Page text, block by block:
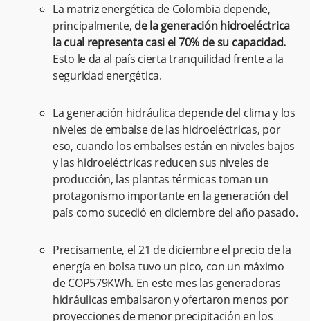
La matriz energética de Colombia depende,
principalmente, de la generación hidroeléctrica
la cual representa casi el 70% de su capacidad.
Esto le da al país cierta tranquilidad frente a la
seguridad energética.
La generación hidráulica depende del clima y los
niveles de embalse de las hidroeléctricas, por
eso, cuando los embalses están en niveles bajos
y las hidroeléctricas reducen sus niveles de
producción, las plantas térmicas toman un
protagonismo importante en la generación del
país como sucedió en diciembre del año pasado.
Precisamente, el 21 de diciembre el precio de la
energía en bolsa tuvo un pico, con un máximo
de COP579KWh. En este mes las generadoras
hidráulicas embalsaron y ofertaron menos por
proyecciones de menor precipitación en los